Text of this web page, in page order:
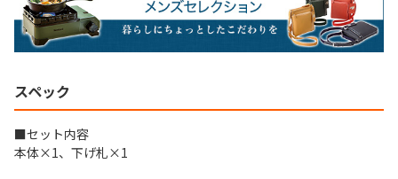
スペック
■セット内容
本体×1、下げ札×1